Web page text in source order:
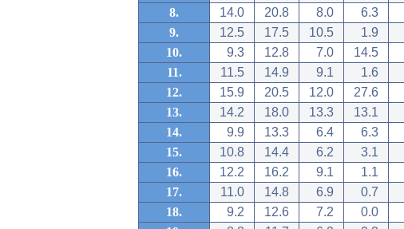
8.
14.0 20.8 8.0 6.3
9.
12.5 17.5 10.5 1.9
10.
9.3 12.8 7.0 14.5
11.
11.5 14.9 9.1 1.6
12.
15.9 20.5 12.0 27.6
13.
14.2 18.0 13.3 13.1
14.
9.9 13.3 6.4 6.3
15.
10.8 14.4 6.2 3.1
16.
12.2 16.2 9.1 1.1
17.
11.0 14.8 6.9 0.7
18.
9.2 12.6 7.2 0.0